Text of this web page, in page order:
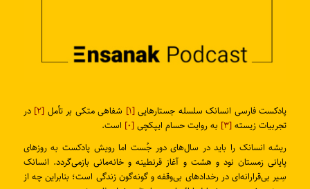
پادکست فارسی انسانک سلسله جستارهایی[۱] شفاهی متکی بر تأمل [۲]
در
تجربیات زیسته [۳] به روایت حسام ایپکچی [۰]
است.
ریشه انسانک را باید در سال‌های دور جُست اما رویش پادکست به روزهای
پایانی زمستان نود و هشت و آغاز قرنطینه و خانه‌مانی بازمی‌گردد. انسانک
سِیر بی‌قرارانه‌ای در رخدادهای بی‌وقفه و گونه‌گون زندگی است؛ بنابراین چه از